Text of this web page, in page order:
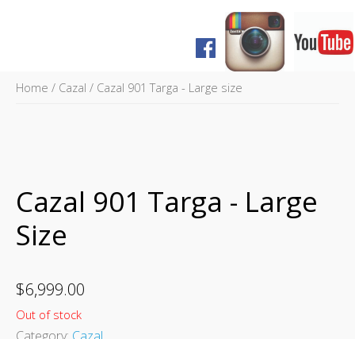
Shop
Home / Cazal / Cazal 901 Targa - Large size
Cazal 901 Targa - Large
Size
$6,999.00
Out of stock